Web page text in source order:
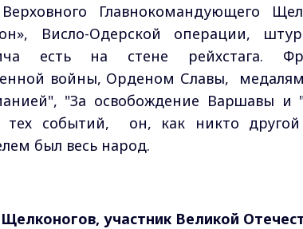
Главнокомандующего
Висло-Одерской операции,
есть на стене рейхстага.
войны, Орденом Славы,
"За освобождение Варшавы и
тех событий, он, как никто
был весь народ.
участник Великой